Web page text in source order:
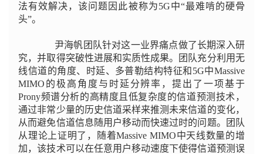
法有效解决，该问题因此被称为5G中“最难啃的硬骨
头”。
尹海帆团队针对这一业界痛点做了长期深入研
究，并取得突破性进展和实质性成果。团队充分利用无
线信道的角度、时延、多普勒结构特征和5G中Massive
MIMO的极高角度与时延分辨率，提出了一项基于
Prony频谱分析的高精度且低复杂度的信道预测技术，
通过非常少量的历史信道采样来推测未来信道的变化，
从而避免信道信息随用户移动而快速过时的问题。团队
从理论上证明了，随着Massive MIMO中天线数量的增
加，该技术可以在任意用户移动速度下使得信道预测误